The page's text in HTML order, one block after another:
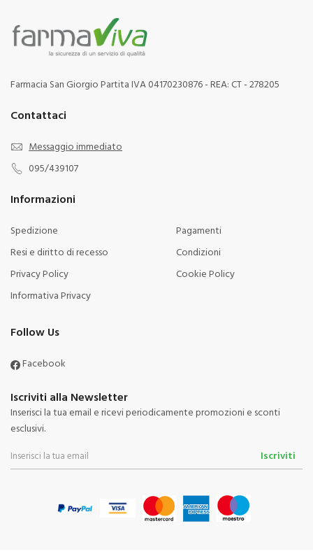
Farmacia San Giorgio Partita IVA 04170230876 - REA: CT - 278205
Contattaci
Messaggio immediato
095/439107
Informazioni
Spedizione
Pagamenti
Resi e diritto di recesso
Condizioni
Privacy Policy
Cookie Policy
Informativa Privacy
Follow Us
Facebook
Iscriviti alla Newsletter
Inserisci la tua email e ricevi periodicamente promozioni e sconti
esclusivi.
Iscriviti